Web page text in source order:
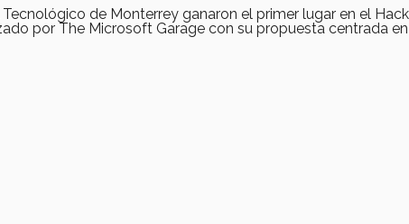
de Monterrey ganaron el primer lugar en el
por The Microsoft Garage con su propuesta centrada